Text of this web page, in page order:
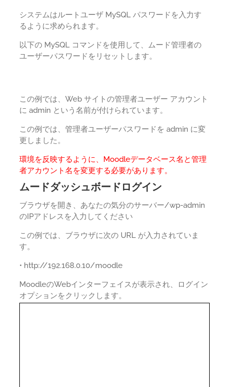
システムはルートユーザ MySQL パスワードを入力す
るように求められます。
以下の MySQL コマンドを使用して、ムード管理者の
ユーザーパスワードをリセットします。
この例では、Web サイトの管理者ユーザー アカウント
に admin という名前が付けられています。
この例では、管理者ユーザーパスワードを admin に変
更しました。
環境を反映するように、Moodleデータベース名と管理
者アカウント名を変更する必要があります。
ムードダッシュボードログイン
ブラウザを開き、あなたの気分のサーバー/wp-admin
のIPアドレスを入力してください
この例では、ブラウザに次の URL が入力されていま
す。
• http://192.168.0.10/moodle
MoodleのWebインターフェイスが表示され、ログイン
オプションをクリックします。